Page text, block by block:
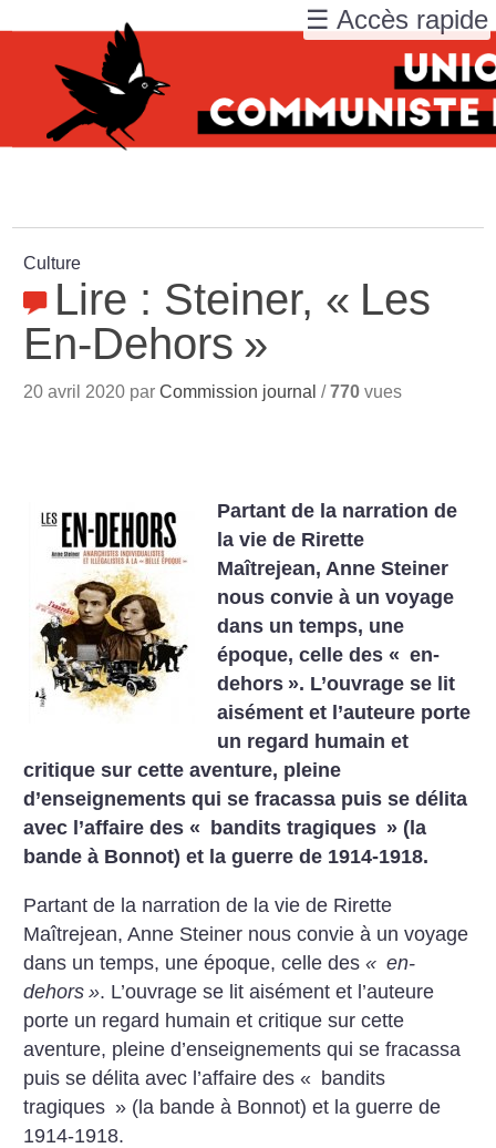
Culture
Lire : Steiner, « Les
En-Dehors »
20 avril 2020 parCommission journal /770 vues
Partant de la narration de
la vie de Rirette
Maîtrejean, Anne Steiner
nous convie à un voyage
dans un temps, une
époque, celle des « en-
dehors ». L’ouvrage se lit
aisément et l’auteure porte
un regard humain et
critique sur cette aventure, pleine
d’enseignements qui se fracassa puis se délita
avec l’affaire des «
bandits tragiques » (la
bande à Bonnot) et la guerre de 1914-1918.
Partant de la narration de la vie de Rirette
Maîtrejean, Anne Steiner nous convie à un voyage
dans un temps, une époque, celle des« en-
dehors ». L’ouvrage se lit aisément et l’auteure
porte un regard humain et critique sur cette
aventure, pleine d’enseignements qui se fracassa
puis se délita avec l’affaire des « bandits
tragiques » (la bande à Bonnot) et la guerre de
1914-1918.
☰ Accès rapide